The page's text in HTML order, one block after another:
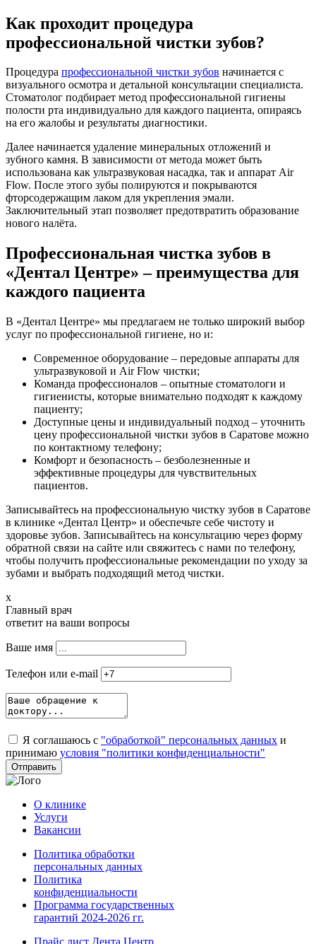
Как проходит процедура
профессиональной чистки зубов?
Процедура профессиональной чистки зубов начинается с
визуального осмотра и детальной консультации специалиста.
Стоматолог подбирает метод профессиональной гигиены
полости рта индивидуально для каждого пациента, опираясь
на его жалобы и результаты диагностики.
Далее начинается удаление минеральных отложений и
зубного камня. В зависимости от метода может быть
использована как ультразвуковая насадка, так и аппарат Air
Flow. После этого зубы полируются и покрываются
фторсодержащим лаком для укрепления эмали.
Заключительный этап позволяет предотвратить образование
нового налёта.
Профессиональная чистка зубов в
«Дентал Центре» – преимущества для
каждого пациента
В «Дентал Центре» мы предлагаем не только широкий выбор
услуг по профессиональной гигиене, но и:
Современное оборудование – передовые аппараты для
ультразвуковой и Air Flow чистки;
Команда профессионалов – опытные стоматологи и
гигиенисты, которые внимательно подходят к каждому
пациенту;
Доступные цены и индивидуальный подход – уточнить
цену профессиональной чистки зубов в Саратове можно
по контактному телефону;
Комфорт и безопасность – безболезненные и
эффективные процедуры для чувствительных
пациентов.
Записывайтесь на профессиональную чистку зубов в Саратове
в клинике «Дентал Центр» и обеспечьте себе чистоту и
здоровье зубов. Записывайтесь на консультацию через форму
обратной связи на сайте или свяжитесь с нами по телефону,
чтобы получить профессиональные рекомендации по уходу за
зубами и выбрать подходящий метод чистки.
x
Главный врач
ответит на ваши вопросы
Ваше имя
Телефон или e-mail
Я соглашаюсь с "обработкой" персональных данных и
принимаю условия "политики конфиденциальности"
О клинике
Услуги
Вакансии
Политика обработки
персональных данных
Политика
конфиденциальности
Программа государственных
гарантий 2024-2026 гг.